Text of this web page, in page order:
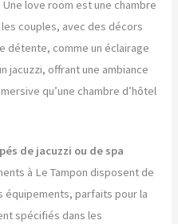
Une love room est une chambre
couples, avec des décors
détente, comme un éclairage
jacuzzi, offrant une ambiance
qu’une chambre d’hôtel
de jacuzzi ou de spa
à Le Tampon disposent de
équipements, parfaits pour la
spécifiés dans les